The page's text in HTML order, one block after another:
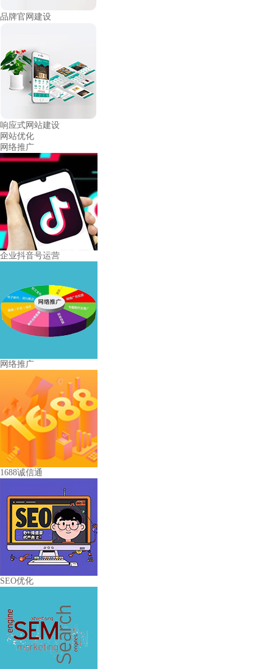
品牌官网建设
响应式网站建设
网站优化
网络推广
企业抖音号运营
网络推广
1688诚信通
SEO优化